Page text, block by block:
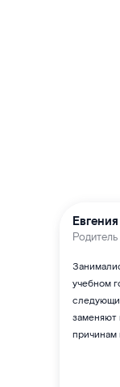
Родитель
учебном
причинам